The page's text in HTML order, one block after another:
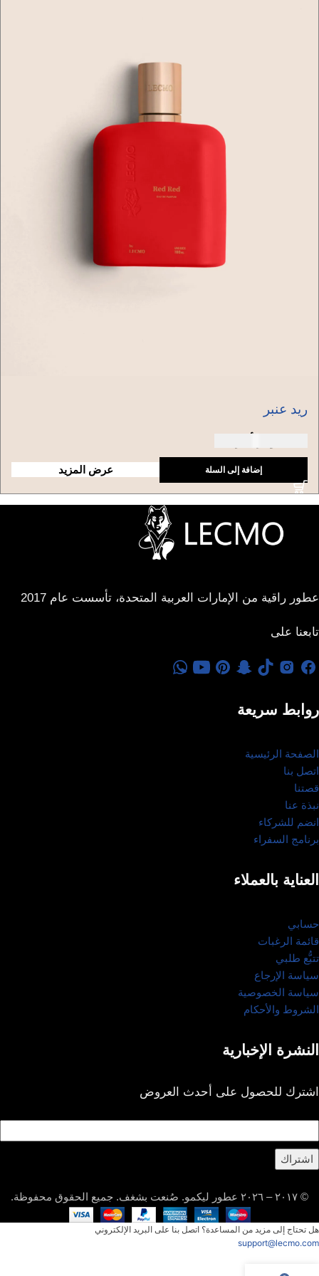
ريد عنبر
عرض المزيد إضافة إلى السلة
عطور راقية من الإمارات العربية المتحدة، تأسست عام 2017
تابعنا على
روابط سريعة
الصفحة الرئيسية
اتصل بنا
قصتنا
نبذة عنا
انضم للشركاء
برنامج السفراء
العناية بالعملاء
حسابي
قائمة الرغبات
تتبُّع طلبي
سياسة الإرجاع
سياسة الخصوصية
الشروط والأحكام
النشرة الإخبارية
اشترك للحصول على أحدث العروض
اشتراك
© ٢٠١٧ – ٢٠٢٦ عطور ليكمو. صُنعت بشغف. جميع الحقوق محفوظة.
هل تحتاج إلى مزيد من المساعدة؟ اتصل بنا على البريد الإلكتروني
support@lecmo.com